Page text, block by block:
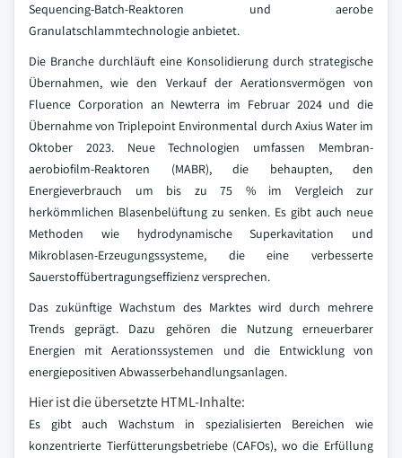
Sequencing-Batch-Reaktoren und aerobe
Granulatschlammtechnologie anbietet.
Die Branche durchläuft eine Konsolidierung durch strategische
Übernahmen, wie den Verkauf der Aerationsvermögen von
Fluence Corporation an Newterra im Februar 2024 und die
Übernahme von Triplepoint Environmental durch Axius Water im
Oktober 2023. Neue Technologien umfassen Membran-
aerobiofilm-Reaktoren (MABR), die behaupten, den
Energieverbrauch um bis zu 75 % im Vergleich zur
herkömmlichen Blasenbelüftung zu senken. Es gibt auch neue
Methoden wie hydrodynamische Superkavitation und
Mikroblasen-Erzeugungssysteme, die eine verbesserte
Sauerstoffübertragungseffizienz versprechen.
Das zukünftige Wachstum des Marktes wird durch mehrere
Trends geprägt. Dazu gehören die Nutzung erneuerbarer
Energien mit Aerationssystemen und die Entwicklung von
energiepositiven Abwasserbehandlungsanlagen.
Hier ist die übersetzte HTML-Inhalte:
Es gibt auch Wachstum in spezialisierten Bereichen wie
konzentrierte Tierfütterungsbetriebe (CAFOs), wo die Erfüllung